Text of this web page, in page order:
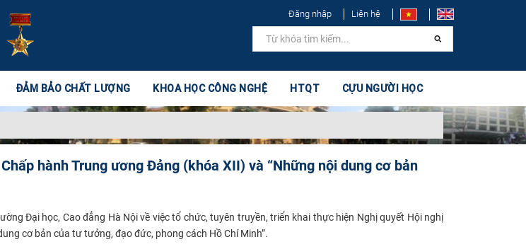
Đăng nhập Liên hệ
ĐẢM BẢO CHẤT LƯỢNG KHOA HỌC CÔNG NGHỆ HTQT CỰU NGƯỜI HỌC
hành Trung ương Đảng (khóa XII) và “Những nội dung cơ bản
Đại học, Cao đẳng Hà Nội về việc tổ chức, tuyên truyền, triển khai thực hiện Nghị quyết Hội nghị
cơ bản của tư tưởng, đạo đức, phong cách Hồ Chí Minh”.​